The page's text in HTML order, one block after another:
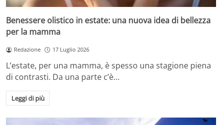
Benessere olistico in estate: una nuova idea di bellezza
per la mamma
Redazione 17 Luglio 2026
L’estate, per una mamma, è spesso una stagione piena
di contrasti. Da una parte c’è…
Leggi di più